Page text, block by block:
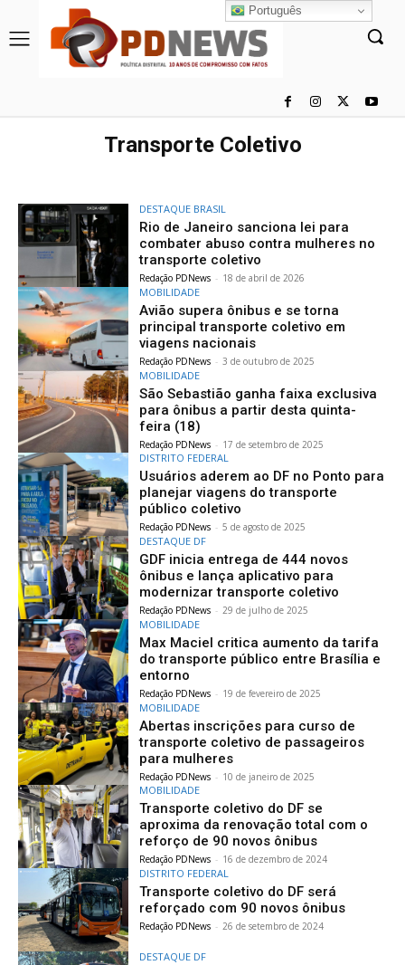
Transporte Coletivo
DESTAQUE BRASIL
Rio de Janeiro sanciona lei para
combater abuso contra mulheres no
transporte coletivo
Redação PDNews - 18 de abril de 2026
MOBILIDADE
Avião supera ônibus e se torna
principal transporte coletivo em
viagens nacionais
Redação PDNews - 3 de outubro de 2025
MOBILIDADE
São Sebastião ganha faixa exclusiva
para ônibus a partir desta quinta-
feira (18)
Redação PDNews - 17 de setembro de 2025
DISTRITO FEDERAL
Usuários aderem ao DF no Ponto para
planejar viagens do transporte
público coletivo
Redação PDNews - 5 de agosto de 2025
DESTAQUE DF
GDF inicia entrega de 444 novos
ônibus e lança aplicativo para
modernizar transporte coletivo
Redação PDNews - 29 de julho de 2025
MOBILIDADE
Max Maciel critica aumento da tarifa
do transporte público entre Brasília e
entorno
Redação PDNews - 19 de fevereiro de 2025
MOBILIDADE
Abertas inscrições para curso de
transporte coletivo de passageiros
para mulheres
Redação PDNews - 10 de janeiro de 2025
MOBILIDADE
Transporte coletivo do DF se
aproxima da renovação total com o
reforço de 90 novos ônibus
Redação PDNews - 16 de dezembro de 2024
DISTRITO FEDERAL
Transporte coletivo do DF será
reforçado com 90 novos ônibus
Redação PDNews - 26 de setembro de 2024
DESTAQUE DF
Português